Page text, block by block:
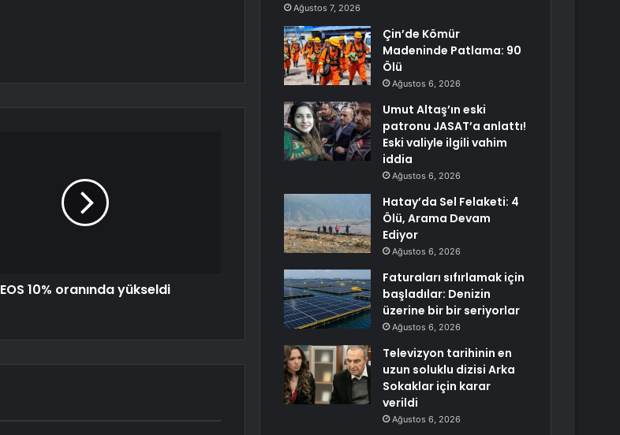
EOS 10% oranında yükseldi
Ağustos 7, 2026
Çin’de Kömür
Madeninde Patlama: 90
Ölü
Ağustos 6, 2026
Umut Altaş’ın eski
patronu JASAT’a anlattı!
Eski valiyle ilgili vahim
iddia
Ağustos 6, 2026
Hatay’da Sel Felaketi: 4
Ölü, Arama Devam
Ediyor
Ağustos 6, 2026
Faturaları sıfırlamak için
başladılar: Denizin
üzerine bir bir seriyorlar
Ağustos 6, 2026
Televizyon tarihinin en
uzun soluklu dizisi Arka
Sokaklar için karar
verildi
Ağustos 6, 2026